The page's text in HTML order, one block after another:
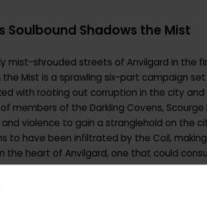
Soulbound Shadows the Mist
mist-shrouded streets of Anvilgard in the
the Mist is a sprawling six-part campaign
with rooting out corruption in the city
members of the Darkling Covens,
and violence to gain a stranglehold on the
to have been infiltrated by the Coil,
the heart of Anvilgard, one that could